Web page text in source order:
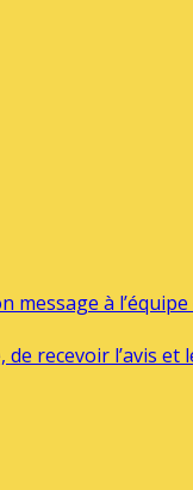
à l’équipe
recevoir l’avis